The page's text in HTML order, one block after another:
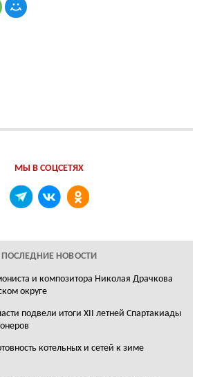
МЫ В СОЦСЕТЯХ
ПОСЛЕДНИЕ НОВОСТИ
и композитора Николая Драчкова
округе
подвели итоги XII летней Спартакиады
котельных и сетей к зиме